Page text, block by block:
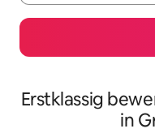
Erstklassig
in